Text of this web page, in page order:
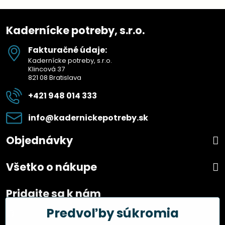
Kadernícke potreby, s.r.o.
Fakturačné údaje:
Kadernícke potreby, s.r.o.
Klincová 37
821 08 Bratislava
+421 948 014 333
info​@kadernickepotreby​.sk
Objednávky
Všetko o nákupe
Pridajte sa k nám
FacebookPredvoľby súkromia